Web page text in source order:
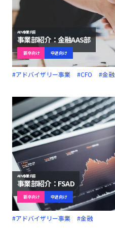
ADV事業内容
事業部紹介：金融AAS部
新卒向け 中途向け
#アドバイザリー事業 #CFO #金融
ADV事業内容
事業部紹介：FSAD
新卒向け 中途向け
#アドバイザリー事業 #金融